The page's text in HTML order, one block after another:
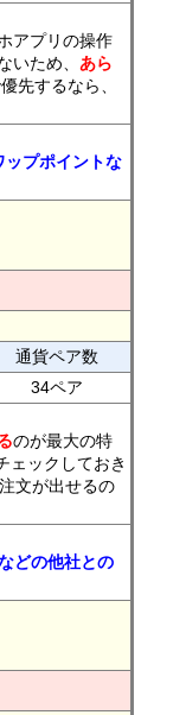
アプリの操作
いため、 あら
先するなら、
ップポイントな
通貨ペア数
34ペア
のが最大の特
ェックしておき
文が出せるの
どの他社との